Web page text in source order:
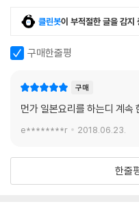
클린봇이 부적절한 글을 감지
구매한줄평
구매
먼가 일본요리를 하는디 계속
e********r 2018.06.23.
한줄